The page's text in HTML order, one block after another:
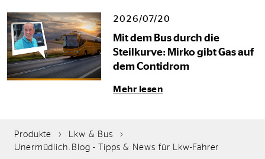
2026/07/20
Mit dem Bus durch die
Steilkurve: Mirko gibt Gas auf
dem Contidrom
Mehr lesen
Produkte
Lkw & Bus
Unermüdlich.Blog - Tipps & News für Lkw-Fahrer